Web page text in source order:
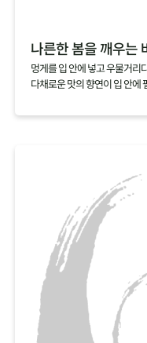
나른한 봄을 깨우는
멍게를 입 안에 넣고 우물거리
다채로운 맛의 향연이 입 안에
짭조름한 맛과 씁쓸한 맛을 지
멍게 특유의 향을 하나도 놓치
싱그러운 봄채소와 바다 향을